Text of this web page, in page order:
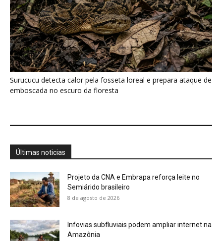
Surucucu detecta calor pela fosseta loreal e prepara ataque de
emboscada no escuro da floresta
Últimas noticias
Projeto da CNA e Embrapa reforça leite no
Semiárido brasileiro
8 de agosto de 2026
Infovias subfluviais podem ampliar internet na
Amazônia